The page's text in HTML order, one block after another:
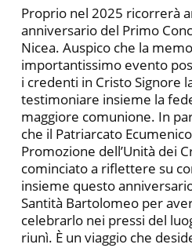
Proprio nel 2025 ricorrerà
anniversario del Primo
Nicea. Auspico che la
importantissimo evento
i credenti in Cristo Signore
testimoniare insieme la
maggiore comunione. In
che il Patriarcato
Promozione dell’Unità dei
cominciato a riflettere su
insieme questo
Santità Bartolomeo per
celebrarlo nei pressi del
riunì. È un viaggio che